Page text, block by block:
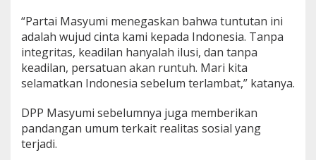
H
i
k
m
a
h
e
r
“Partai Masyumi menegaskan bahwa tuntutan ini
adalah wujud cinta kami kepada Indonesia. Tanpa
integritas, keadilan hanyalah ilusi, dan tanpa
keadilan, persatuan akan runtuh. Mari kita
selamatkan Indonesia sebelum terlambat,” katanya.
DPP Masyumi sebelumnya juga memberikan
pandangan umum terkait realitas sosial yang
terjadi.